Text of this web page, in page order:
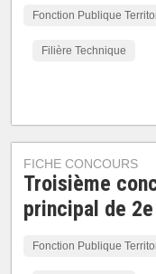
Fonction Publique
Filière Technique
FICHE CONCOURS
Troisième
principal de
Fonction Publique